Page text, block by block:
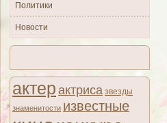
Политики
Новости
актер актриса звезды
знаменитости известные